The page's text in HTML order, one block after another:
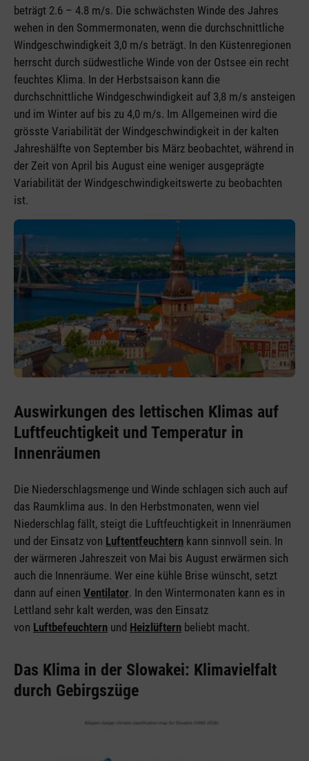
beträgt 2.6 – 4.8 m/s. Die schwächsten Winde des Jahres
wehen in den Sommermonaten, wenn die durchschnittliche
Windgeschwindigkeit 3,0 m/s beträgt. In den Küstenregionen
herrscht durch südwestliche Winde von der Ostsee ein recht
feuchtes Klima. In der Herbstsaison kann die
durchschnittliche Windgeschwindigkeit auf 3,8 m/s ansteigen
und im Winter auf bis zu 4,0 m/s. Im Allgemeinen wird die
grösste Variabilität der Windgeschwindigkeit in der kalten
Jahreshälfte von September bis März beobachtet, während in
der Zeit von April bis August eine weniger ausgeprägte
Variabilität der Windgeschwindigkeitswerte zu beobachten
ist.
Auswirkungen des lettischen Klimas auf
Luftfeuchtigkeit und Temperatur in
Innenräumen
Die Niederschlagsmenge und Winde schlagen sich auch auf
das Raumklima aus. In den Herbstmonaten, wenn viel
Niederschlag fällt, steigt die Luftfeuchtigkeit in Innenräumen
und der Einsatz von Luftentfeuchtern kann sinnvoll sein. In
der wärmeren Jahreszeit von Mai bis August erwärmen sich
auch die Innenräume. Wer eine kühle Brise wünscht, setzt
dann auf einen Ventilator. In den Wintermonaten kann es in
Lettland sehr kalt werden, was den Einsatz
von Luftbefeuchtern und Heizlüftern beliebt macht.
Das Klima in der Slowakei: Klimavielfalt
durch Gebirgszüge